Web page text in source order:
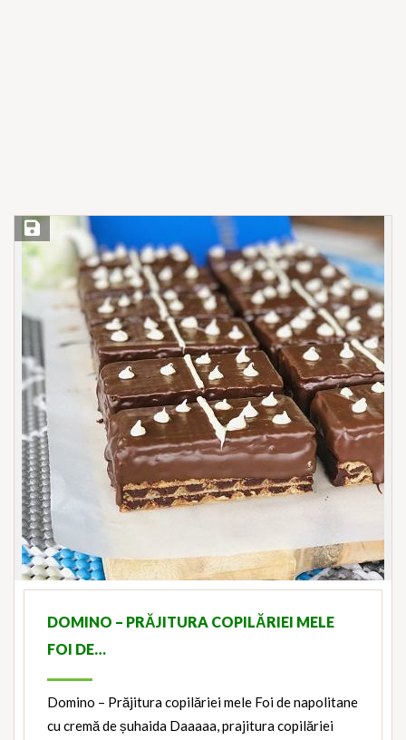
Save Recipe
DOMINO – PRĂJITURA COPILĂRIEI MELE
FOI DE…
Domino – Prăjitura copilăriei mele Foi de napolitane
cu cremă de șuhaida Daaaaa, prajitura copilăriei